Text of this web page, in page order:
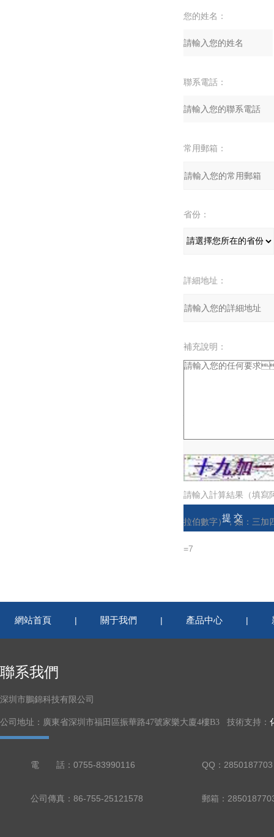
您的姓名：
聯系電話：
常用郵箱：
省份：
詳細地址：
補充說明：
請輸入計算結果（填寫
拉伯數字），如：三加
=7
網站首頁 | 關于我們 | 產品中心 |
聯系我們
深圳市鵬錦科技有限公司
公司地址：廣東省深圳市福田區振華路47號家樂大廈4樓B3 技術支持：
電 話：0755-83990116 QQ：2850187703
公司傳真：86-755-25121578 郵箱：